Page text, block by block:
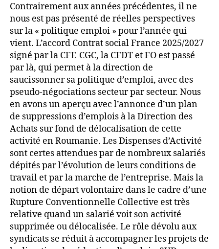
Contrairement aux années précédentes, il ne
nous est pas présenté de réelles perspectives
sur la « politique emploi » pour l’année qui
vient. L’accord Contrat social France 2025/2027
signé par la CFE-CGC, la CFDT et FO est passé
par là, qui permet à la direction de
saucissonner sa politique d’emploi, avec des
pseudo-négociations secteur par secteur. Nous
en avons un aperçu avec l’annonce d’un plan
de suppressions d’emplois à la Direction des
Achats sur fond de délocalisation de cette
activité en Roumanie. Les Dispenses d’Activité
sont certes attendues par de nombreux salariés
dépités par l’évolution de leurs conditions de
travail et par la marche de l’entreprise. Mais la
notion de départ volontaire dans le cadre d’une
Rupture Conventionnelle Collective est très
relative quand un salarié voit son activité
supprimée ou délocalisée. Le rôle dévolu aux
syndicats se réduit à accompagner les projets de